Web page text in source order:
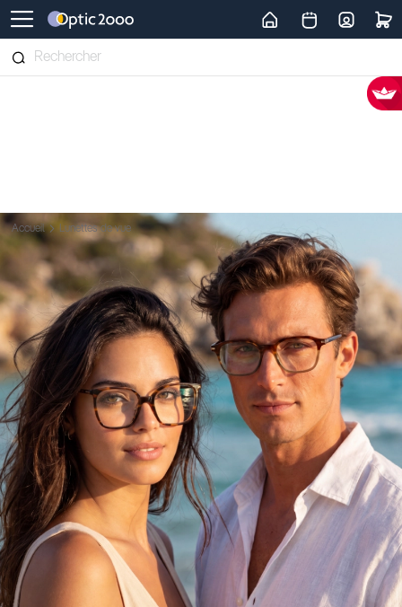
Retour vers la page d'accueil
Accueil Lunettes de vue